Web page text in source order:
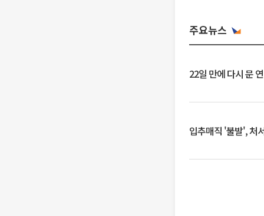
주요뉴스
22일 만에 다시 문
입추매직 '불발', 처